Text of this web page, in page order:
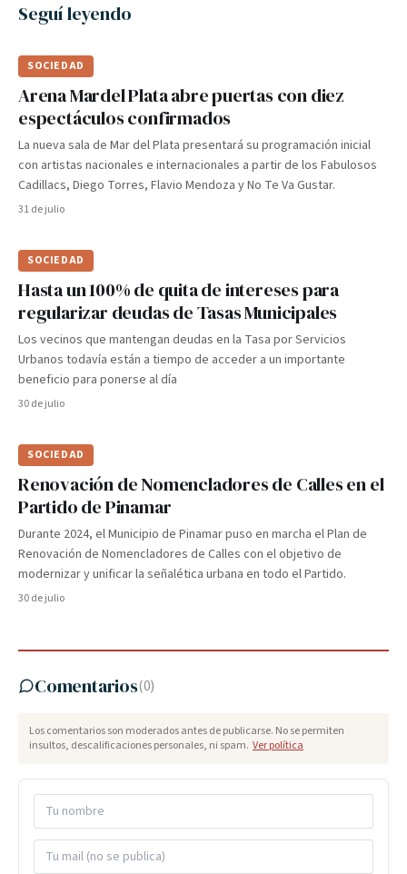
Seguí leyendo
SOCIEDAD
Arena Mardel Plata abre puertas con diez
espectáculos confirmados
La nueva sala de Mar del Plata presentará su programación inicial
con artistas nacionales e internacionales a partir de los Fabulosos
Cadillacs, Diego Torres, Flavio Mendoza y No Te Va Gustar.
31 de julio
SOCIEDAD
Hasta un 100% de quita de intereses para
regularizar deudas de Tasas Municipales
Los vecinos que mantengan deudas en la Tasa por Servicios
Urbanos todavía están a tiempo de acceder a un importante
beneficio para ponerse al día
30 de julio
SOCIEDAD
Renovación de Nomencladores de Calles en el
Partido de Pinamar
Durante 2024, el Municipio de Pinamar puso en marcha el Plan de
Renovación de Nomencladores de Calles con el objetivo de
modernizar y unificar la señalética urbana en todo el Partido.
30 de julio
Comentarios(0)
Los comentarios son moderados antes de publicarse. No se permiten
insultos, descalificaciones personales, ni spam. Ver política